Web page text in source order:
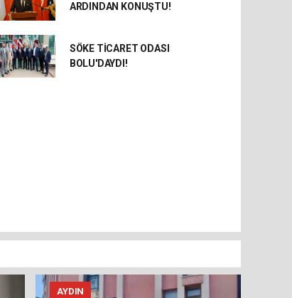
ARDINDAN KONUŞTU!
SÖKE TİCARET ODASI
BOLU'DAYDI!
AYDIN